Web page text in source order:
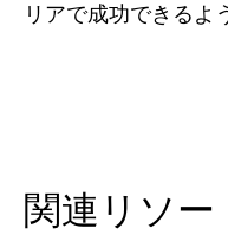
リアで成功できるよ
関連リソー